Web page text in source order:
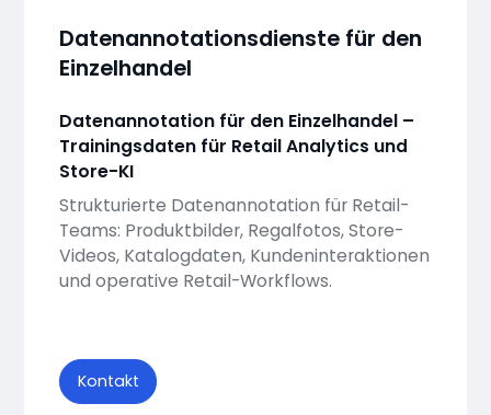
Datenannotationsdienste für den
Einzelhandel
Datenannotation für den Einzelhandel –
Trainingsdaten für Retail Analytics und
Store-KI
Strukturierte Datenannotation für Retail-
Teams: Produktbilder, Regalfotos, Store-
Videos, Katalogdaten, Kundeninteraktionen
und operative Retail-Workflows.
Kontakt